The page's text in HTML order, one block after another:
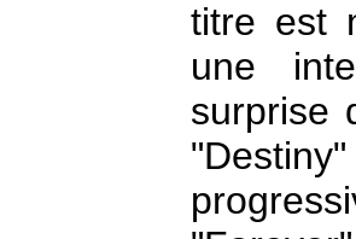
titre est
une
surprise